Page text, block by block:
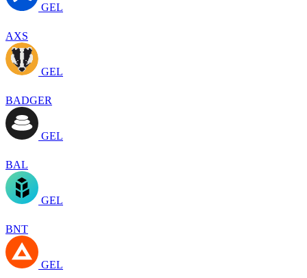
GEL
AXS
GEL
BADGER
GEL
BAL
GEL
BNT
GEL